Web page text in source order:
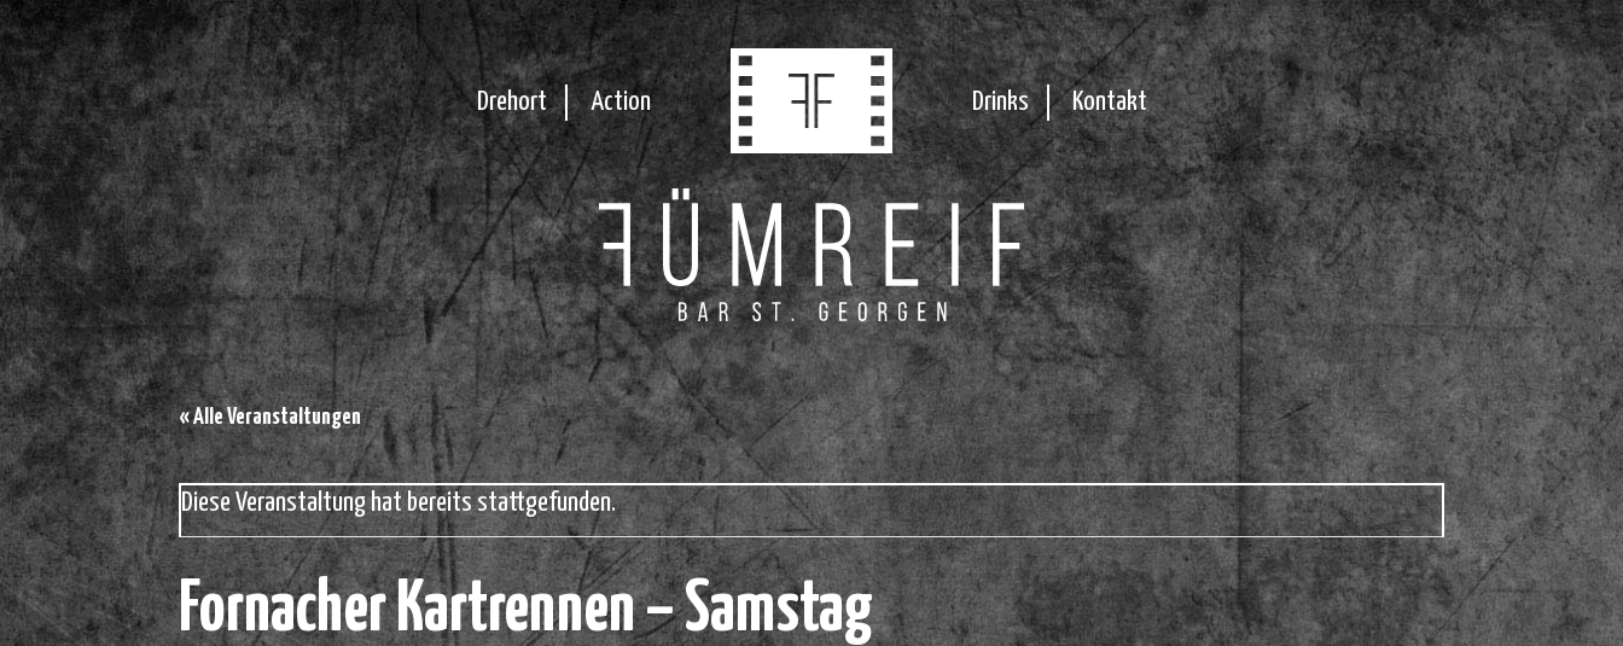
Drehort Action Drinks Kontakt
« Alle Veranstaltungen
Diese Veranstaltung hat bereits stattgefunden.
Fornacher Kartrennen – Samstag